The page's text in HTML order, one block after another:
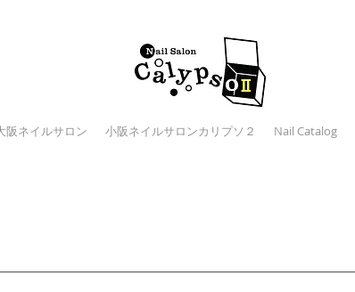
阪ネイルサロン 小阪ネイルサロンカリプソ２ Nail Catalog